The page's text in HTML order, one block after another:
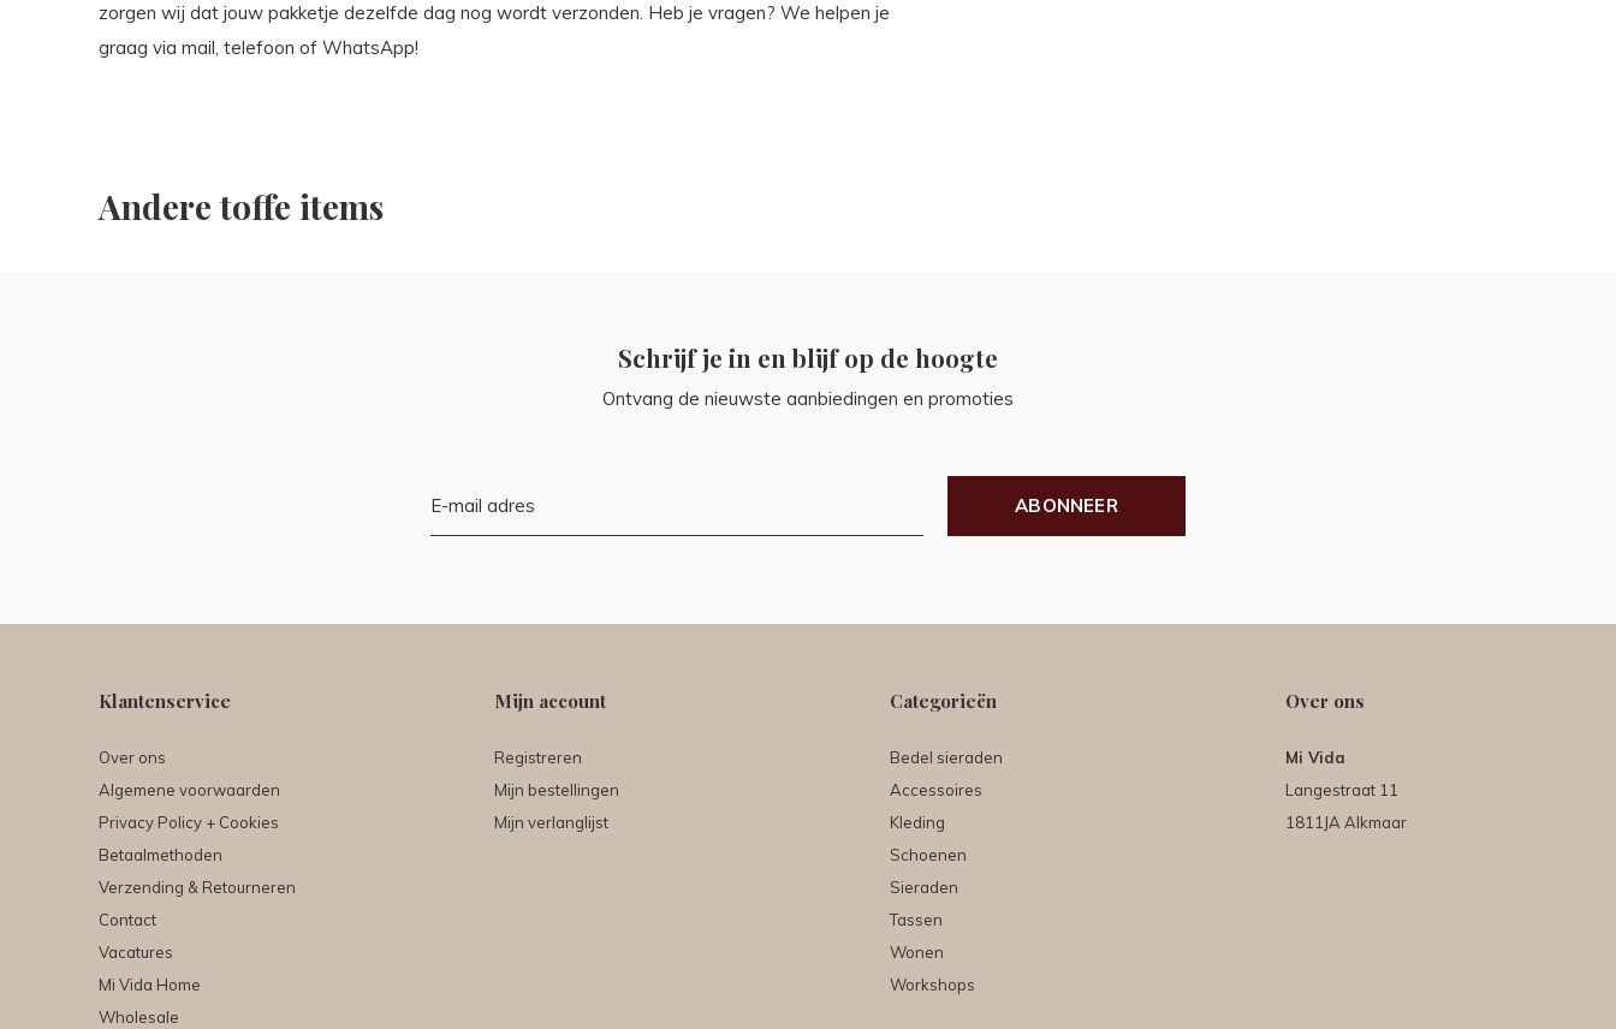
zorgen wij dat jouw pakketje dezelfde dag nog wordt verzonden. Heb je vragen? We helpen je
graag via mail, telefoon of WhatsApp!
Andere toffe items
Schrijf je in en blijf op de hoogte
Ontvang de nieuwste aanbiedingen en promoties
ABONNEER
Klantenservice
Over ons
Algemene voorwaarden
Privacy Policy + Cookies
Betaalmethoden
Verzending & Retourneren
Contact
Vacatures
Mi Vida Home
Wholesale
Mijn account
Registreren
Mijn bestellingen
Mijn verlanglijst
Categorieën
Bedel sieraden
Accessoires
Kleding
Schoenen
Sieraden
Tassen
Wonen
Workshops
Over ons
Mi Vida
Langestraat 11
1811JA Alkmaar